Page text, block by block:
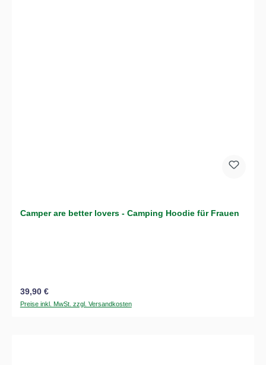
Camper are better lovers - Camping Hoodie für Frauen
Regulärer Preis:
39,90 €
Preise inkl. MwSt. zzgl. Versandkosten